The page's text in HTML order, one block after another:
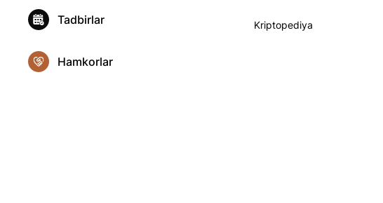
Kriptopediya
Hamkorlar
Tadbirlar